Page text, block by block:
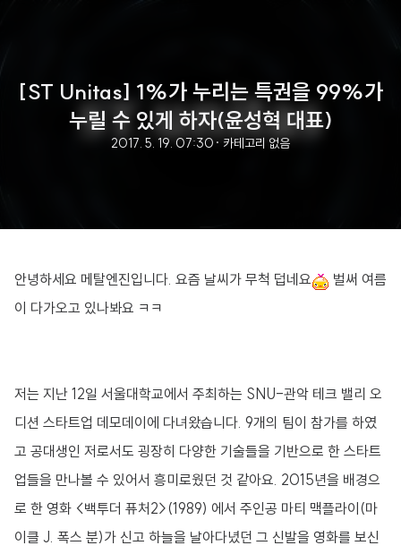
[ST Unitas] 1%가 누리는 특권을 99%가
누릴 수 있게 하자(윤성혁 대표)
2017. 5. 19. 07:30 · 카테고리 없음
안녕하세요 메탈엔진입니다. 요즘 날씨가 무척 덥네요
벌써 여름
이 다가오고 있나봐요 ㅋㅋ
저는 지난 12일 서울대학교에서 주최하는 SNU-관악 테크 밸리 오
디션 스타트업 데모데이에 다녀왔습니다. 9개의 팀이 참가를 하였
고 공대생인 저로서도 굉장히 다양한 기술들을 기반으로 한 스타트
업들을 만나볼 수 있어서 흥미로웠던 것 같아요. 2015년을 배경으
로 한 영화 <백투더 퓨처2>(1989) 에서 주인공 마티 맥플라이(마
이클 J. 폭스 분)가 신고 하늘을 날아다녔던 그 신발을 영화를 보신